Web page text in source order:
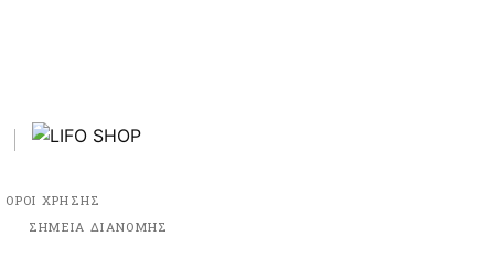
ΟΡΟΙ ΧΡΗΣΗΣ
ΣΗΜΕΙΑ ΔΙΑΝΟΜΗΣ